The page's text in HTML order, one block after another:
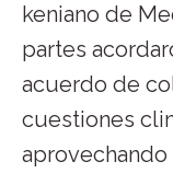
keniano de
partes
acuerdo de
cuestiones